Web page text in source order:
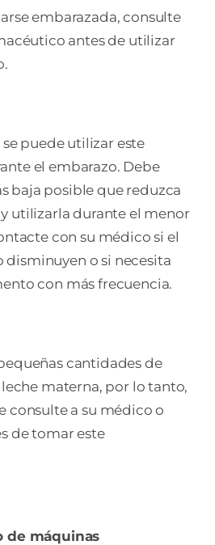
embarazada, consulte
antes de utilizar
se puede utilizar este
el embarazo. Debe
baja posible que reduzca
utilizarla durante el menor
con su médico si el
disminuyen o si necesita
con más frecuencia.
cantidades de
materna, por lo tanto,
consulte a su médico o
de tomar este
de máquinas